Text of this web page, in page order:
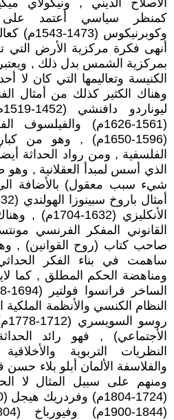
كمنظر سياسي أعتمد على
أنهى فكرة مركزية الأرض التي
بمركزية الشمس بدل ذلك ,
الكنيسة وتعاليمها التي كان لا
وهناك الكثير كذلك من أمثال
(1561-1626م)
(1596-1650م) , وهو من
الذي أسس لمبدأ العقلانية ,
شيء سبب معقول) بالأضافة
الأنكليزي
صاحب كتاب (روح القوانين) ,
ساهمت في بناء الفكر
ومناهضة الحكم المطلق , كما
النظام الكنسي والأنظمة
الأجتماعي) , فهو رائد
النظريات التربوية
والفلاسفة الألمان أبلو بلاء
ومنهم على سبيل المثال لا